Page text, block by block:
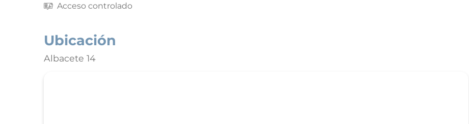
Acceso controlado
Ubicación
Albacete 14